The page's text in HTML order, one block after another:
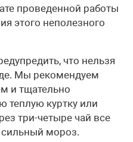
проведенной работы
этого неполезного
что нельзя
Мы рекомендуем
и тщательно
теплую куртку или
три-четыре чай все
мороз.